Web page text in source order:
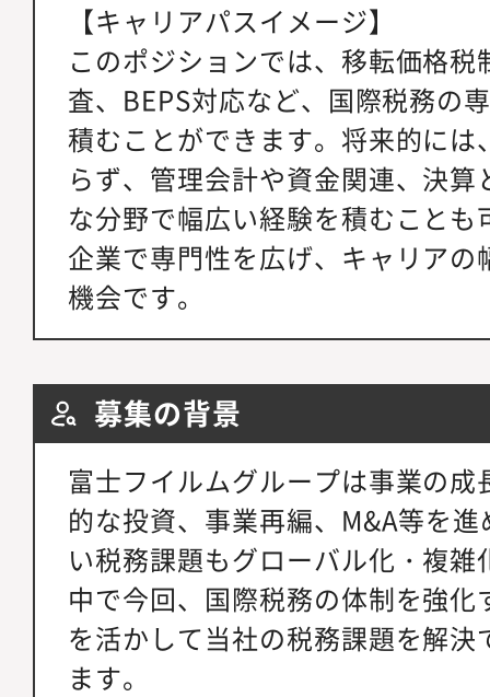
【キャリアパスイメージ】
このポジションでは、移転価格
査、BEPS対応など、国際税務の
積むことができます。将来的に
らず、管理会計や資金関連、決
な分野で幅広い経験を積むこと
企業で専門性を広げ、キャリア
機会です。
募集の背景
富士フイルムグループは事業の
的な投資、事業再編、M&A等を
い税務課題もグローバル化・複
中で今回、国際税務の体制を強
を活かして当社の税務課題を解
ます。